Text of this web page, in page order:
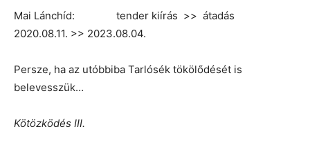
Mai Lánchíd: tender kiírás >> átadás
2020.08.11. >> 2023.08.04.
Persze, ha az utóbbiba Tarlósék tökölődését is
belevesszük…
Kötözködés III.